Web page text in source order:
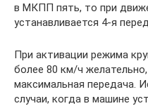
в МКПП пять, то при
устанавливается 4-я
При активации режима
более 80 км/ч
максимальная передача.
случаи, когда в машине